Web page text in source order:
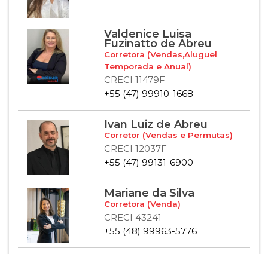
Valdenice Luisa
Fuzinatto de Abreu
Corretora (Vendas,Aluguel
Temporada e Anual)
CRECI 11479F
+55 (47) 99910-1668
Ivan Luiz de Abreu
Corretor (Vendas e Permutas)
CRECI 12037F
+55 (47) 99131-6900
Mariane da Silva
Corretora (Venda)
CRECI 43241
+55 (48) 99963-5776